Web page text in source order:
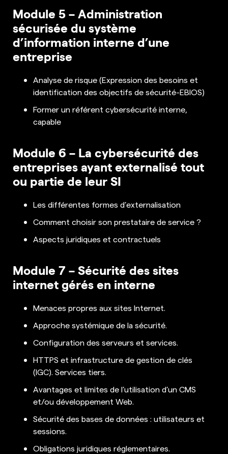
Module 5 – Administration
sécurisée du système
d’information interne d’une
entreprise
Analyse de risque (Expression des besoins et
identification des objectifs de sécurité-EBIOS)
Former un référent cybersécurité interne,
capable
Module 6 – La cybersécurité des
entreprises ayant externalisé tout
ou partie de leur SI
Les différentes formes d’externalisation
Comment choisir son prestataire de service ?
Aspects juridiques et contractuels
Module 7 – Sécurité des sites
internet gérés en interne
Menaces propres aux sites Internet.
Approche systémique de la sécurité.
Configuration des serveurs et services.
HTTPS et infrastructure de gestion de clés
(IGC). Services tiers.
Avantages et limites de l’utilisation d’un CMS
et/ou développement Web.
Sécurité des bases de données : utilisateurs et
sessions.
Obligations juridiques réglementaires.